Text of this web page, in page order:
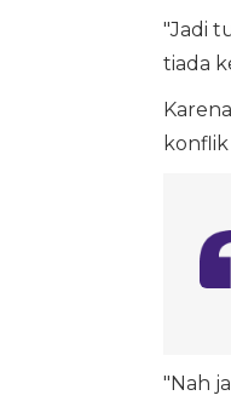
"Jadi
tiada
"Nah